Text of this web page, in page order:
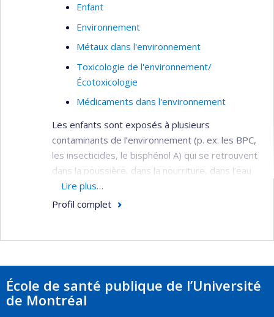
Enfant
Environnement
Métaux dans l'environnement
Toxicologie de l'environnement/
Écotoxicologie
Médicaments dans l'environnement
Les enfants sont exposés à plusieurs
contaminants de l’environnement (p. ex. les BPC,
les insecticides, le bisphénol A) qui se retrouvent
dans la poussière, dans la nourriture, dans l’eau
et même dans le lait maternel. Certains de ces
contaminants sont susceptibles de perturber le
différents contaminants, d’identifier leurs effets
et de déterminer les façons dont les enfants sont
Lire plus…
Profil complet
École de santé publique de l’Université
de Montréal